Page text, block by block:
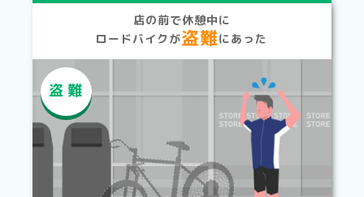
店の前で休憩中に
ロードバイクが盗難にあった
盗難